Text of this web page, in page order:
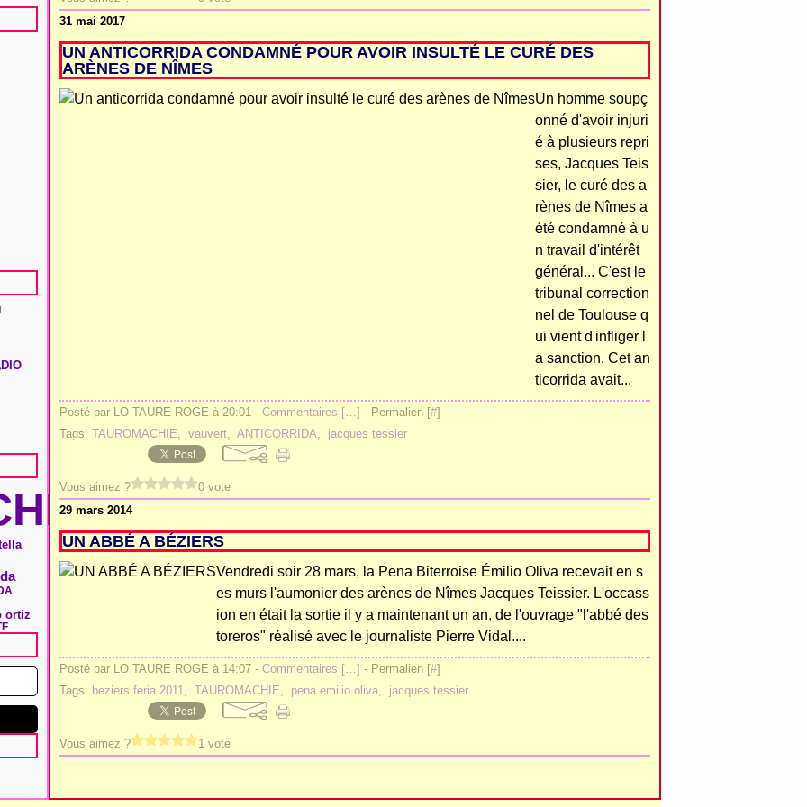
ortiz
31 mai 2017
UN ANTICORRIDA CONDAMNÉ POUR AVOIR INSULTÉ LE CURÉ DES
ARÈNES DE NÎMES
Un homme soupç
onné d'avoir injuri
é à plusieurs repri
ses, Jacques Teis
sier, le curé des a
rènes de Nîmes a
été condamné à u
n travail d'intérêt
général... C'est le
tribunal correction
nel de Toulouse q
ui vient d'infliger l
a sanction. Cet an
ticorrida avait...
Posté par LO TAURE ROGE à 20:01 - Commentaires […] - Permalien [#]
Tags: TAUROMACHIE, vauvert, ANTICORRIDA, jacques tessier
Vous aimez ?
0 vote
29 mars 2014
UN ABBÉ A BÉZIERS
Vendredi soir 28 mars, la Pena Biterroise Émilio Oliva recevait en s
es murs l'aumonier des arènes de Nîmes Jacques Teissier. L'occass
ion en était la sortie il y a maintenant un an, de l'ouvrage "l'abbé des
toreros" réalisé avec le journaliste Pierre Vidal....
Posté par LO TAURE ROGE à 14:07 - Commentaires […] - Permalien [#]
Tags: beziers feria 2011, TAUROMACHIE, pena emilio oliva, jacques tessier
Vous aimez ? 1 vote